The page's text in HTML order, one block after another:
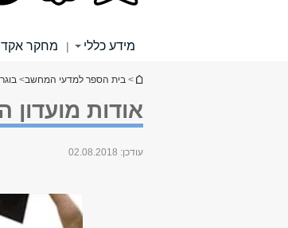
מידע כללי | מחקר
הינך נמצא כאן
> בית הספר למדעי המחשב>
אודות מועדון
עודכן: 02.08.2018